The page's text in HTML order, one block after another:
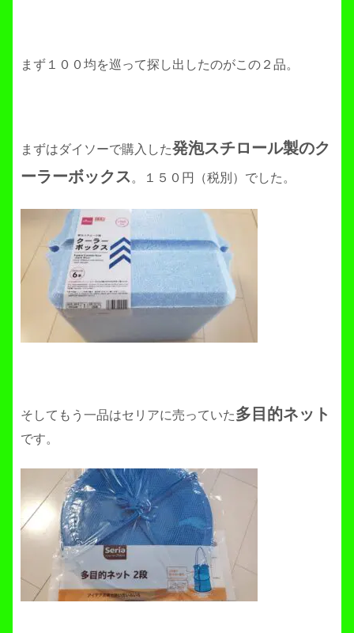
まず１００均を巡って探し出したのがこの２品。
まずはダイソーで購入した発泡スチロール製のク
ーラーボックス 。１５０円（税別）でした。
そしてもう一品はセリアに売っていた多目的ネット
です。